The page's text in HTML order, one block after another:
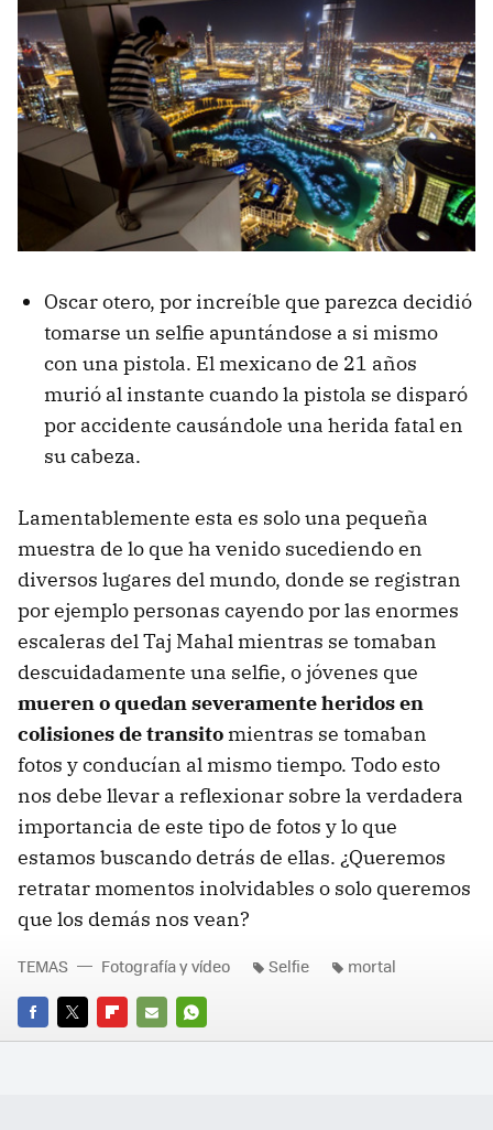
Oscar otero, por increíble que parezca decidió
tomarse un selfie apuntándose a si mismo
con una pistola. El mexicano de 21 años
murió al instante cuando la pistola se disparó
por accidente causándole una herida fatal en
su cabeza.
Lamentablemente esta es solo una pequeña
muestra de lo que ha venido sucediendo en
diversos lugares del mundo, donde se registran
por ejemplo personas cayendo por las enormes
escaleras del Taj Mahal mientras se tomaban
descuidadamente una selfie, o jóvenes que
mueren o quedan severamente heridos en
colisiones de transito mientras se tomaban
fotos y conducían al mismo tiempo. Todo esto
nos debe llevar a reflexionar sobre la verdadera
importancia de este tipo de fotos y lo que
estamos buscando detrás de ellas. ¿Queremos
retratar momentos inolvidables o solo queremos
que los demás nos vean?
FACEBOOK
TWITTERFLIPBOARD
E-
WHATSAPP
TEMAS Fotografía y vídeo Selfie mortal